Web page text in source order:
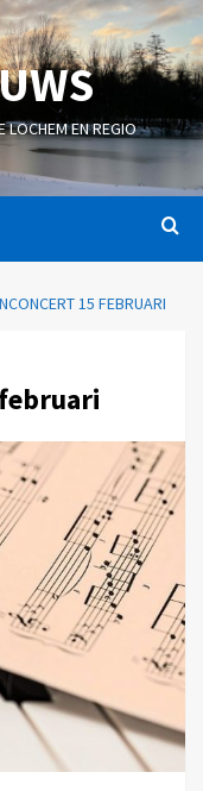
LOCHEM EN REGIO
15 FEBRUARI